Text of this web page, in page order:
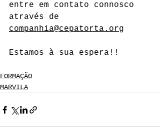
entre em contato connosco
através de
companhia@cepatorta.org
Estamos à sua espera!!
FORMAÇÃO
MARVILA